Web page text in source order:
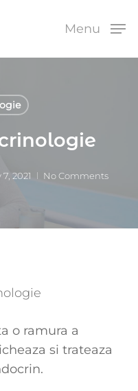
Menu
2021 No Comments
o ramura a
si trateaza